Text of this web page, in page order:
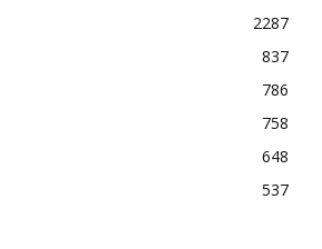
2287
837
786
758
648
537